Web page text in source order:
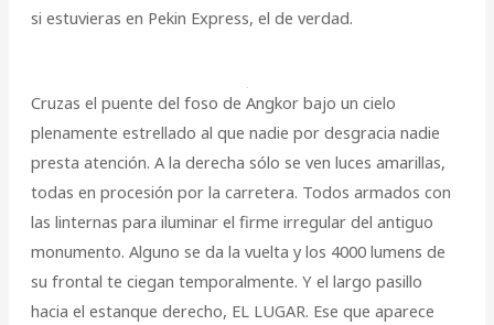
si estuvieras en Pekin Express, el de verdad.
Cruzas el puente del foso de Angkor bajo un cielo
plenamente estrellado al que nadie por desgracia nadie
presta atención. A la derecha sólo se ven luces amarillas,
todas en procesión por la carretera. Todos armados con
las linternas para iluminar el firme irregular del antiguo
monumento. Alguno se da la vuelta y los 4000 lumens de
su frontal te ciegan temporalmente. Y el largo pasillo
hacia el estanque derecho, EL LUGAR. Ese que aparece